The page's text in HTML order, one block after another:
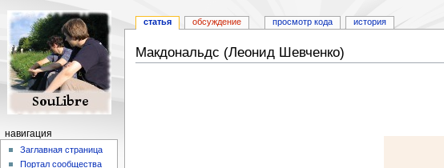
Макдональдс (Леонид Шевченко)
статья обсуждение просмотр кода история
навигация
Заглавная страница
Портал сообщества